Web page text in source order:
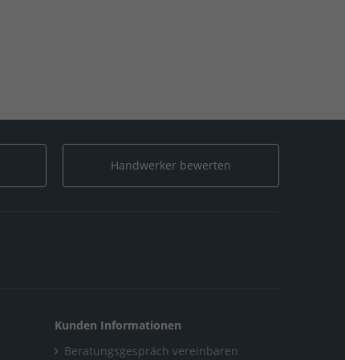
Handwerker bewerten
Kunden Informationen
Beratungsgespräch vereinbaren